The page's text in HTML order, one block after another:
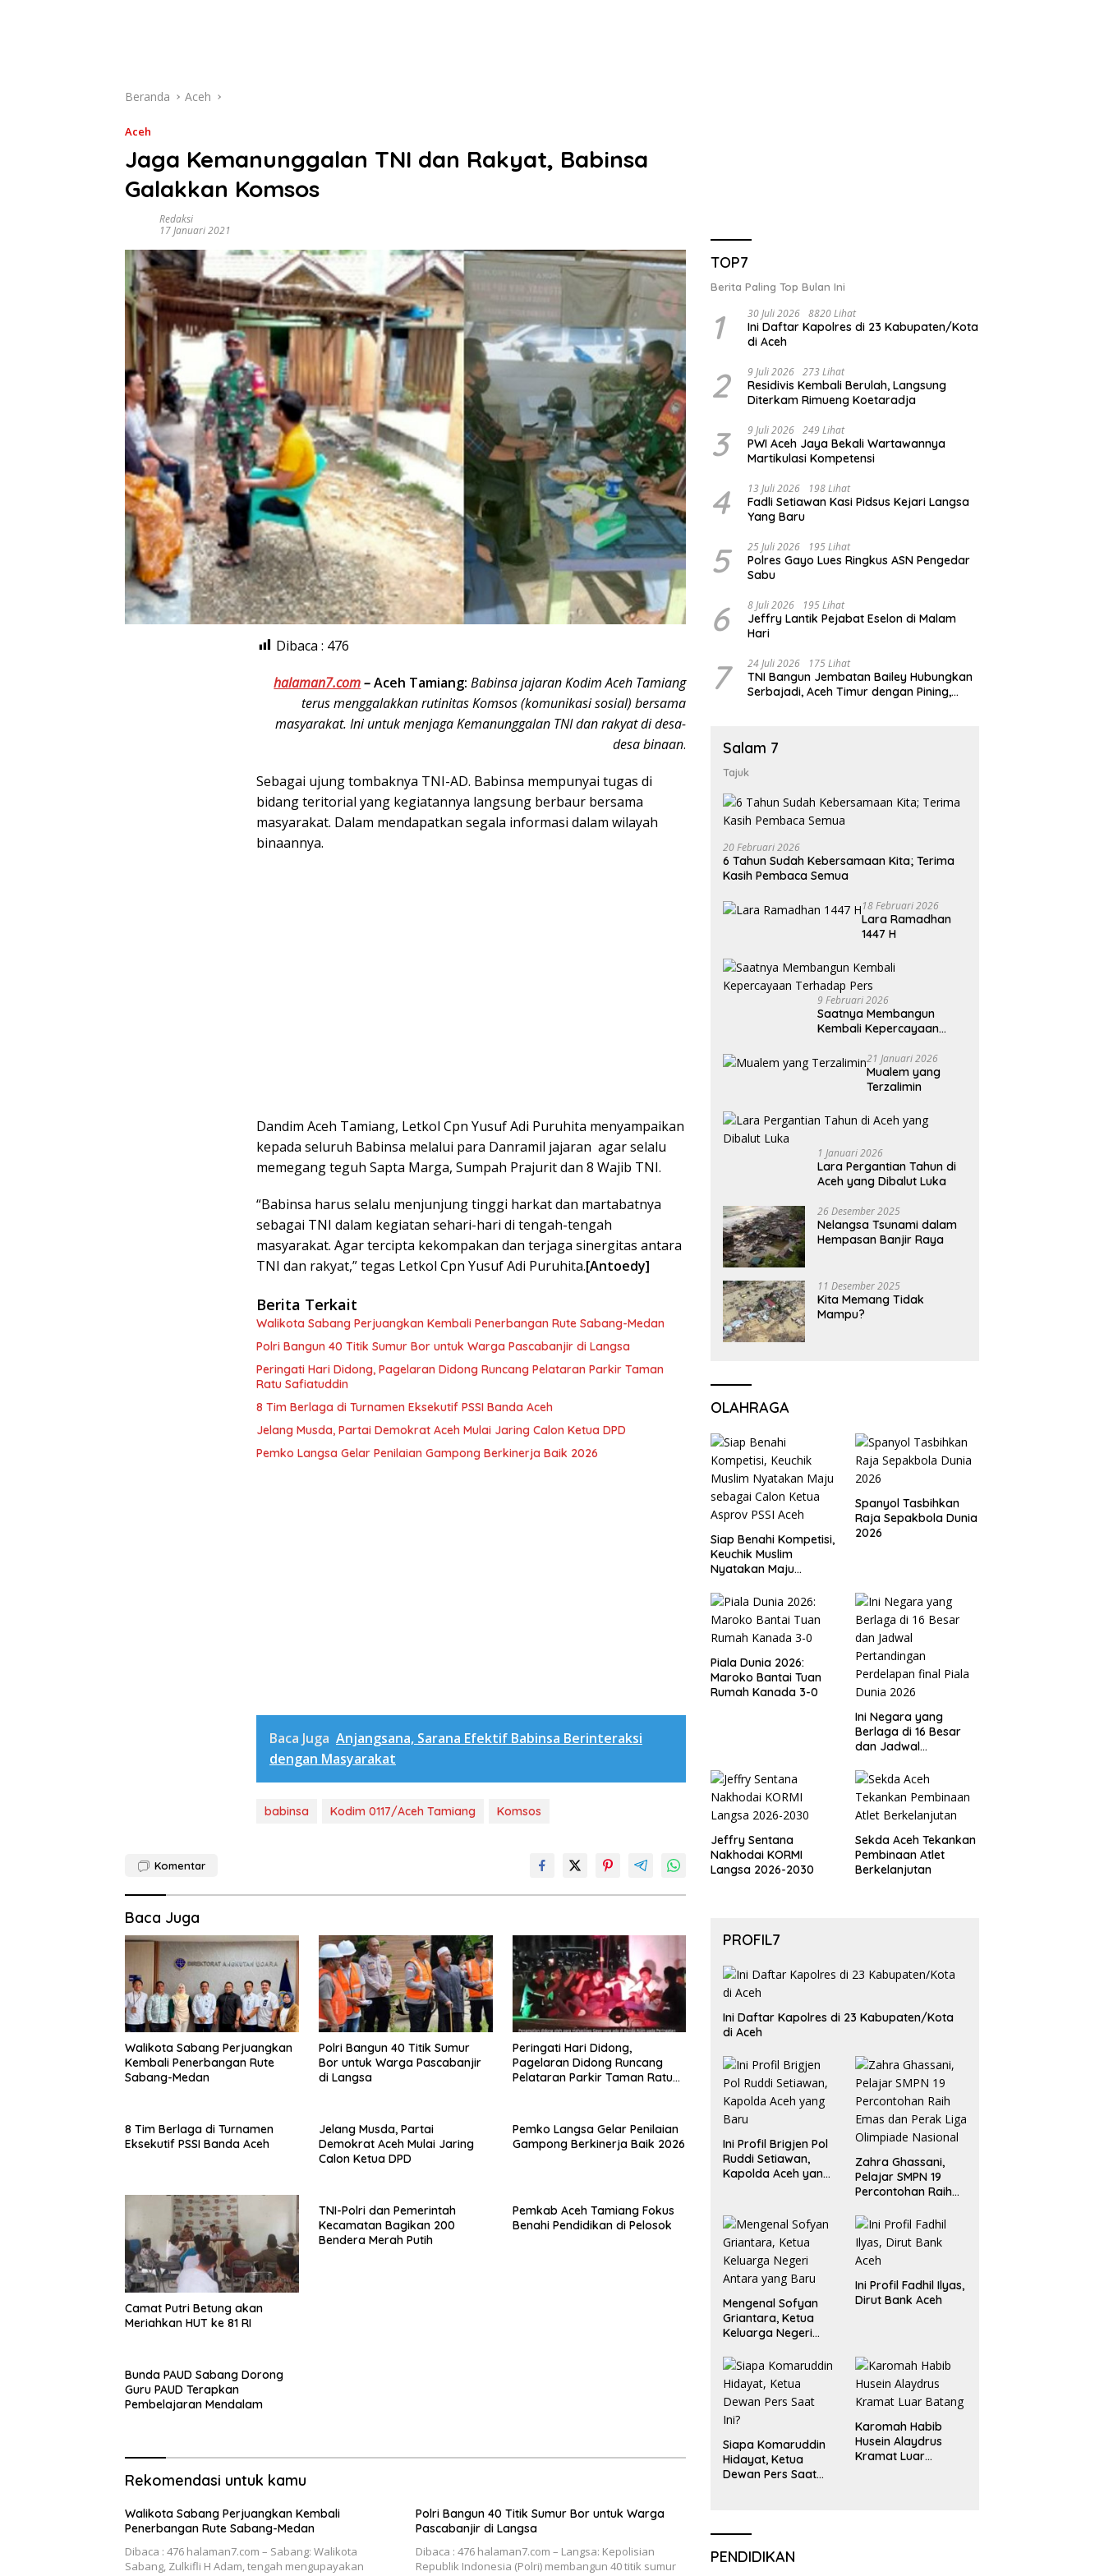
Beranda Aceh
Aceh
Jaga Kemanunggalan TNI dan Rakyat, Babinsa
Galakkan Komsos
Redaksi
17 Januari 2021
Dibaca : 476
halaman7.com–Aceh Tamiang: Babinsa jajaran Kodim Aceh Tamiang
terus menggalakkan rutinitas Komsos (komunikasi sosial) bersama
masyarakat. Ini untuk menjaga Kemanunggalan TNI dan rakyat di desa-
desa binaan.
Sebagai ujung tombaknya TNI-AD. Babinsa mempunyai tugas di
bidang teritorial yang kegiatannya langsung berbaur bersama
masyarakat. Dalam mendapatkan segala informasi dalam wilayah
binaannya.
Dandim Aceh Tamiang, Letkol Cpn Yusuf Adi Puruhita menyampaikan
kepada seluruh Babinsa melalui para Danramil jajaran agar selalu
memegang teguh Sapta Marga, Sumpah Prajurit dan 8 Wajib TNI.
“Babinsa harus selalu menjunjung tinggi harkat dan martabatnya
sebagai TNI dalam kegiatan sehari-hari di tengah-tengah
masyarakat. Agar tercipta kekompakan dan terjaga sinergitas antara
TNI dan rakyat,” tegas Letkol Cpn Yusuf Adi Puruhita.[Antoedy]
Berita Terkait
Walikota Sabang Perjuangkan Kembali Penerbangan Rute Sabang-Medan
Polri Bangun 40 Titik Sumur Bor untuk Warga Pascabanjir di Langsa
Peringati Hari Didong, Pagelaran Didong Runcang Pelataran Parkir Taman
Ratu Safiatuddin
8 Tim Berlaga di Turnamen Eksekutif PSSI Banda Aceh
Jelang Musda, Partai Demokrat Aceh Mulai Jaring Calon Ketua DPD
Pemko Langsa Gelar Penilaian Gampong Berkinerja Baik 2026
Baca Juga Anjangsana, Sarana Efektif Babinsa Berinteraksi
dengan Masyarakat
babinsa Kodim 0117/Aceh Tamiang Komsos
Komentar
Baca Juga
Walikota Sabang Perjuangkan
Kembali Penerbangan Rute
Sabang-Medan
Polri Bangun 40 Titik Sumur
Bor untuk Warga Pascabanjir
di Langsa
Peringati Hari Didong,
Pagelaran Didong Runcang
Pelataran Parkir Taman Ratu
8 Tim Berlaga di Turnamen
Eksekutif PSSI Banda Aceh
Jelang Musda, Partai
Demokrat Aceh Mulai Jaring
Calon Ketua DPD
Pemko Langsa Gelar Penilaian
Gampong Berkinerja Baik 2026
Camat Putri Betung akan
Meriahkan HUT ke 81 RI
TNI-Polri dan Pemerintah
Kecamatan Bagikan 200
Bendera Merah Putih
Pemkab Aceh Tamiang Fokus
Benahi Pendidikan di Pelosok
Bunda PAUD Sabang Dorong
Guru PAUD Terapkan
Pembelajaran Mendalam
Rekomendasi untuk kamu
Walikota Sabang Perjuangkan Kembali
Penerbangan Rute Sabang-Medan
Dibaca : 476 halaman7.com – Sabang: Walikota
Sabang, Zulkifli H Adam, tengah mengupayakan
Polri Bangun 40 Titik Sumur Bor untuk Warga
Pascabanjir di Langsa
Dibaca : 476 halaman7.com – Langsa: Kepolisian
Republik Indonesia (Polri) membangun 40 titik sumur
TOP7
Berita Paling Top Bulan Ini
1 30 Juli 2026 8820 Lihat
Ini Daftar Kapolres di 23 Kabupaten/Kota
di Aceh
2 9 Juli 2026 273 Lihat
Residivis Kembali Berulah, Langsung
Diterkam Rimueng Koetaradja
3 9 Juli 2026 249 Lihat
PWI Aceh Jaya Bekali Wartawannya
Martikulasi Kompetensi
4 13 Juli 2026 198 Lihat
Fadli Setiawan Kasi Pidsus Kejari Langsa
Yang Baru
5 25 Juli 2026 195 Lihat
Polres Gayo Lues Ringkus ASN Pengedar
Sabu
6 8 Juli 2026 195 Lihat
Jeffry Lantik Pejabat Eselon di Malam
Hari
7 24 Juli 2026 175 Lihat
TNI Bangun Jembatan Bailey Hubungkan
Serbajadi, Aceh Timur dengan Pining,
Salam 7
Tajuk
20 Februari 2026
6 Tahun Sudah Kebersamaan Kita; Terima
Kasih Pembaca Semua
18 Februari 2026
Lara Ramadhan
1447 H
9 Februari 2026
Saatnya Membangun
Kembali Kepercayaan
21 Januari 2026
Mualem yang
Terzalimin
1 Januari 2026
Lara Pergantian Tahun di
Aceh yang Dibalut Luka
26 Desember 2025
Nelangsa Tsunami dalam
Hempasan Banjir Raya
11 Desember 2025
Kita Memang Tidak
Mampu?
OLAHRAGA
Siap Benahi Kompetisi,
Keuchik Muslim
Nyatakan Maju
Asprov PSSI Aceh
Spanyol Tasbihkan
Raja Sepakbola Dunia
2026
Piala Dunia 2026:
Maroko Bantai Tuan
Rumah Kanada 3-0
Ini Negara yang
Berlaga di 16 Besar
dan Jadwal
Perdelapan final Piala
Dunia 2026
Jeffry Sentana
Nakhodai KORMI
Langsa 2026-2030
Sekda Aceh Tekankan
Pembinaan Atlet
Berkelanjutan
PROFIL7
Ini Daftar Kapolres di 23 Kabupaten/Kota
di Aceh
Ini Profil Brigjen Pol
Ruddi Setiawan,
Kapolda Aceh yang
Zahra Ghassani,
Pelajar SMPN 19
Percontohan Raih
Liga Olimpiade
Nasional
Mengenal Sofyan
Griantara, Ketua
Keluarga Negeri
Ini Profil Fadhil Ilyas,
Dirut Bank Aceh
Siapa Komaruddin
Hidayat, Ketua
Dewan Pers Saat
Karomah Habib
Husein Alaydrus
Kramat Luar
PENDIDIKAN